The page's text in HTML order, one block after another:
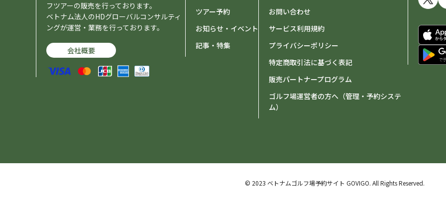
フツアーの販売を行っております。
ベトナム法人のHDグローバルコンサルティ
ングが運営・業務を行っております。
会社概要
ツアー予約
お知らせ・イベント
記事・特集
お問い合わせ
サービス利用規約
プライバシーポリシー
特定商取引法に基づく表記
販売パートナープログラム
ゴルフ場運営者の方へ（管理・予約システ
ム）
© 2023 ベトナムゴルフ場予約サイト GOVIGO. All Rights Reserved.